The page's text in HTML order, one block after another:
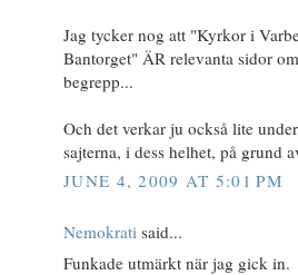
Jag tycker nog att "Kyrkor i
Bantorget" ÄR relevanta sidor
begrepp...
Och det verkar ju också lite
sajterna, i dess helhet, på grund
JUNE 4, 2009 AT 5:01 PM
Nemokrati said...
Funkade utmärkt när jag gick in.